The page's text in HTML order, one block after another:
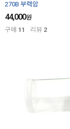
270B 부력암
44,000원
구매 11 리뷰 2